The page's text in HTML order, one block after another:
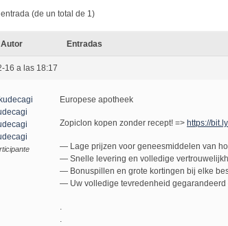
(de un total de 1)
Autor Entradas
16 a las 18:17
Europese apotheek
Zopiclon kopen zonder recept! => https://
— Lage prijzen voor geneesmiddelen van
— Snelle levering en volledige
— Bonuspillen en grote kortingen bij elke
— Uw volledige tevredenheid gegarandeerd
.
.